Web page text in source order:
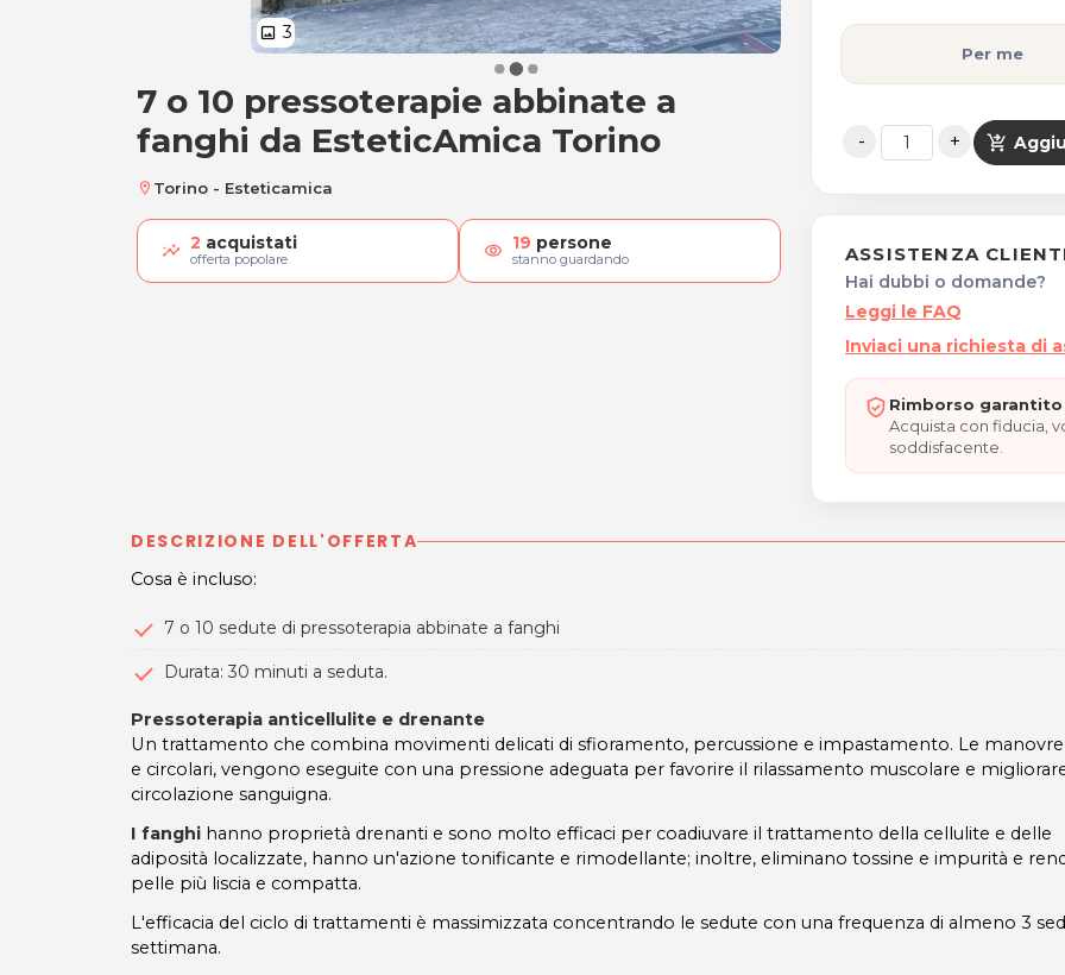
image 3
7 o 10 pressoterapie abbinate a fanghi
7 o 10 pressoterapie abbinate a
fanghi da EsteticAmica Torino
location_on Torino - Esteticamica
2 acquistati
offerta popolare visibility 19 persone
stanno guardando
Per me
shopping_cart_checkout
ASSISTENZA
Hai dubbi o domande?
Leggi le FAQ
Inviaci una richiesta di
Rimborso
Acquista con fiducia,
soddisfacente.
DESCRIZIONE DELL'OFFERTA
Cosa è incluso:
7 o 10 sedute di pressoterapia abbinate a fanghi
Durata: 30 minuti a seduta.
Pressoterapia anticellulite e drenante
Un trattamento che combina movimenti delicati di sfioramento, percussione e impastamento. Le
e circolari, vengono eseguite con una pressione adeguata per favorire il rilassamento muscolare e
circolazione sanguigna.
I fanghi hanno proprietà drenanti e sono molto efficaci per coadiuvare il trattamento della cellulite e delle
adiposità localizzate, hanno un'azione tonificante e rimodellante; inoltre, eliminano tossine e impurità e
pelle più liscia e compatta.
L'efficacia del ciclo di trattamenti è massimizzata concentrando le sedute con una frequenza di almeno 3
settimana.